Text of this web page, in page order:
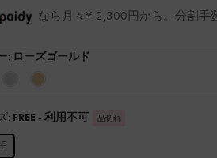
なら月々¥ 2,300円から。分割手
: ローズゴールド
: FREE - 利用不可 品切れ